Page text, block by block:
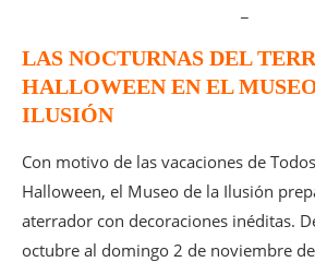
LAS NOCTURNAS DEL
HALLOWEEN EN EL
ILUSIÓN
Con motivo de las vacaciones de
Halloween, el Museo de la Ilusión
aterrador con decoraciones inéditas.
octubre al domingo 2 de noviembre